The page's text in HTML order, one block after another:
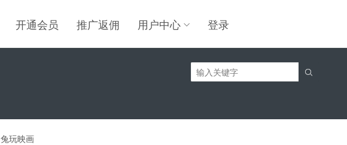
开通会员 推广返佣 用户中心 登录

兔玩映画